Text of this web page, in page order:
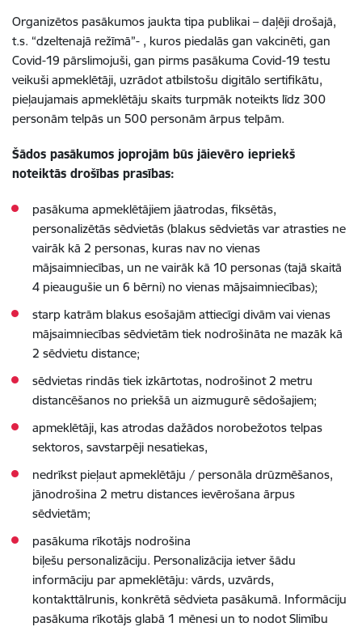
Organizētos pasākumos jaukta tipa publikai –daļēji drošajā,
t.s. “dzeltenajā režīmā”- , kuros piedalās gan vakcinēti, gan
Covid-19 pārslimojuši, gan pirms pasākuma Covid-19 testu
veikuši apmeklētāji, uzrādot atbilstošu digitālo sertifikātu,
pieļaujamais apmeklētāju skaits turpmāk noteikts līdz 300
personām telpās un 500 personām ārpus telpām.
Šādos pasākumos joprojām būs jāievēro iepriekš
noteiktās drošības prasības:
pasākuma apmeklētājiem jāatrodas, fiksētās,
personalizētās sēdvietās (blakus sēdvietās var atrasties ne
vairāk kā 2 personas, kuras nav no vienas
mājsaimniecības, un ne vairāk kā 10 personas (tajā skaitā
4 pieaugušie un 6 bērni) no vienas mājsaimniecības);
starp katrām blakus esošajām attiecīgi divām vai vienas
mājsaimniecības sēdvietām tiek nodrošināta ne mazāk kā
2 sēdvietu distance;
sēdvietas rindās tiek izkārtotas, nodrošinot 2 metru
distancēšanos no priekšā un aizmugurē sēdošajiem;
apmeklētāji, kas atrodas dažādos norobežotos telpas
sektoros, savstarpēji nesatiekas,
nedrīkst pieļaut apmeklētāju / personāla drūzmēšanos,
jānodrošina 2 metru distances ievērošana ārpus
sēdvietām;
pasākuma rīkotājs nodrošina
biļešu personalizāciju. Personalizācija ietver šādu
informāciju par apmeklētāju: vārds, uzvārds,
kontakttālrunis, konkrētā sēdvieta pasākumā. Informāciju
pasākuma rīkotājs glabā 1 mēnesi un to nodot Slimību